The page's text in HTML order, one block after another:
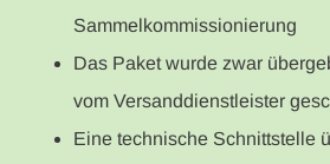
Sammelkommissionierung
Das Paket wurde zwar
vom Versanddienstleister
Eine technische Schnittstelle